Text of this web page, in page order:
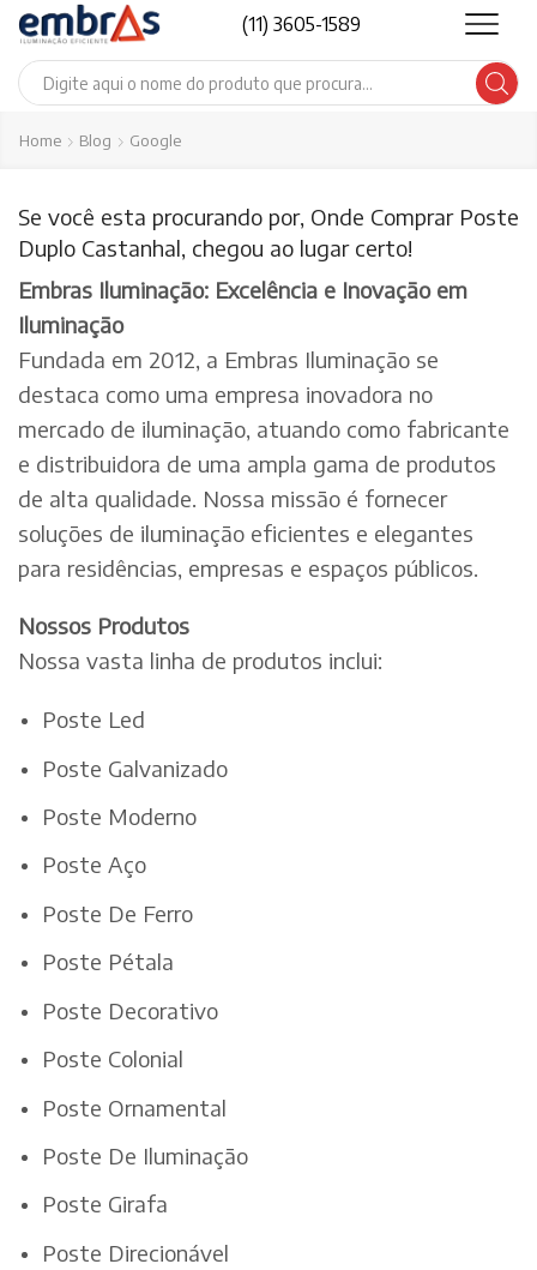
(11) 3605-1589
Search
Home Blog Google
Se você esta procurando por, Onde Comprar Poste
Duplo Castanhal, chegou ao lugar certo!
Embras Iluminação: Excelência e Inovação em
Iluminação
Fundada em 2012, a Embras Iluminação se
destaca como uma empresa inovadora no
mercado de iluminação, atuando como fabricante
e distribuidora de uma ampla gama de produtos
de alta qualidade. Nossa missão é fornecer
soluções de iluminação eficientes e elegantes
para residências, empresas e espaços públicos.
Nossos Produtos
Nossa vasta linha de produtos inclui:
Poste Led
Poste Galvanizado
Poste Moderno
Poste Aço
Poste De Ferro
Poste Pétala
Poste Decorativo
Poste Colonial
Poste Ornamental
Poste De Iluminação
Poste Girafa
Poste Direcionável